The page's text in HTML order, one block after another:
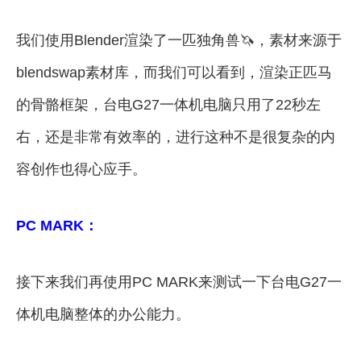
我们使用Blender渲染了一匹独角兽🦄，素材来源于
blendswap素材库，而我们可以看到，渲染正匹马
的骨骼框架，台电G27一体机电脑只用了22秒左
右，还是非常有效率的，进行这种不是很复杂的内
容创作也得心应手。
PC MARK：
接下来我们再使用PC MARK来测试一下台电G27一
体机电脑整体的办公能力。